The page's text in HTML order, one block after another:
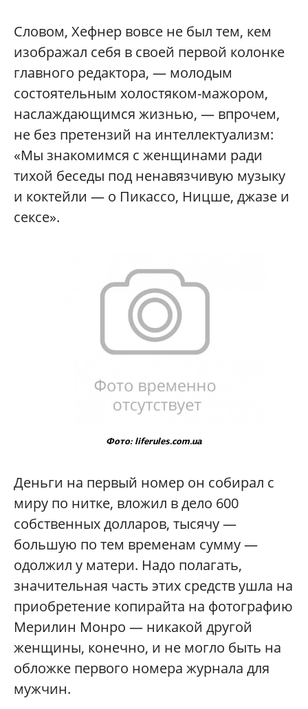
Словом, Хефнер вовсе не был тем, кем
изображал себя в своей первой колонке
главного редактора, — молодым
состоятельным холостяком-мажором,
наслаждающимся жизнью, — впрочем,
не без претензий на интеллектуализм:
«Мы знакомимся с женщинами ради
тихой беседы под ненавязчивую музыку
и коктейли — о Пикассо, Ницше, джазе и
сексе».
Фото: liferules.com.ua
Деньги на первый номер он собирал с
миру по нитке, вложил в дело 600
собственных долларов, тысячу —
большую по тем временам сумму —
одолжил у матери. Надо полагать,
значительная часть этих средств ушла на
приобретение копирайта на фотографию
Мерилин Монро — никакой другой
женщины, конечно, и не могло быть на
обложке первого номера журнала для
мужчин.